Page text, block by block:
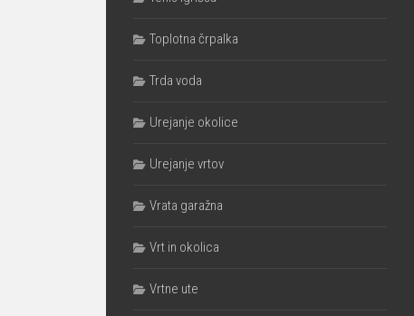
Toplotna črpalka
Trda voda
Urejanje okolice
Urejanje vrtov
Vrata garažna
Vrt in okolica
Vrtne ute